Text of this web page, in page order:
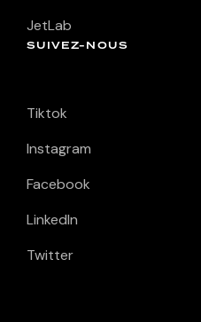
JetLab
SUIVEZ-NOUS
Tiktok
Instagram
Facebook
LinkedIn
Twitter